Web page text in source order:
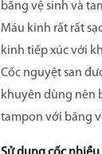
băng vệ sinh và
Máu kinh rất rất
kinh tiếp xúc với
Cốc nguyệt san
khuyên dùng nên
tampon với băng